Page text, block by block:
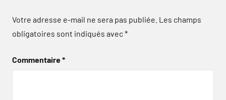
Votre adresse e-mail ne sera pas publiée. Les champs
obligatoires sont indiqués avec*
Commentaire*